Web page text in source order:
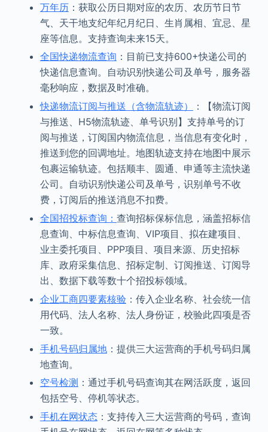
万年历：获取公历日期对应的农历、农历节日节
气、天干地支纪年纪月纪日、生肖属相、宜忌、星
座等信息。支持查询未来15天。
全国快递物流查询 ：目前已支持600+快递公司的
快递信息查询。自动识别快递公司及单号，服务器
毫秒响应，数据及时准确。
快递物流订阅与推送（含物流轨迹）
：【物流订阅
与推送、H5物流轨迹、单号识别】支持单号的订
阅与推送，订阅国内物流信息，当信息有变化时，
推送到您的回调地址。地图轨迹支持在地图中展示
包裹运输轨迹。包括顺丰、圆通、申通等主流快递
公司。自动识别快递公司及单号，识别单号不收
费，订阅后的推送消息不扣费。
全国招投标查询： 查询招标保标信息，涵盖招标信
息查询、中标信息查询、VIP项目、拟在建项目、
业主委托项目、PPP项目、项目来源、历史招标
库、政府采集信息、招标定制、订阅推送、订阅导
出、数据下载等数十个招投标领域。
企业工商四要素核验：传入企业名称、社会统一信
用代码、法人名称、法人身份证，校验此四项是否
一致。
手机号码归属地：提供三大运营商的手机号码归属
地查询。
空号检测 ：通过手机号码查询其在网活跃度，返回
包括空号、停机等状态。
手机在网状态：支持传入三大运营商的号码，查询